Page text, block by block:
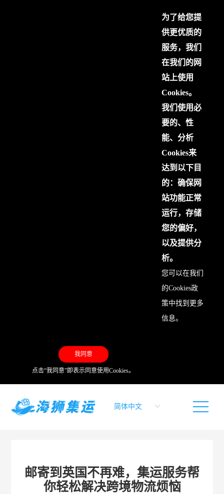
为了给您提
供更优质的
服务，我们
在我们的网
站上使用
Cookies。
我们使用必
要的、性
能、分析
Cookies来
达到以下目
的：确保网
站功能正常
运行，存储
您的偏好，
以及提供分
析。
您可以在我们
的Cookies政
策中找到更多
信息。
我同意
点击“我同意”即表示同意使用Cookies。
邮寄到英国不再难，集运服务帮
你轻松解决跨境物流烦恼